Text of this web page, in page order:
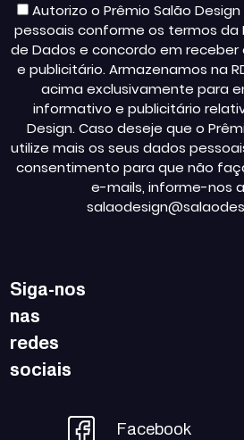
Autorizo o Prêmio Salão
pessoais conforme os termos da
de Dados e concordo em
e publicitário. Armazenamos na
acima exclusivamente para
informativo e publicitário
Design. Caso deseje que o
utilize mais os seus dados
consentimento para que não
e-mails, informe-nos
Siga-nos
nas
redes
sociais
Facebook